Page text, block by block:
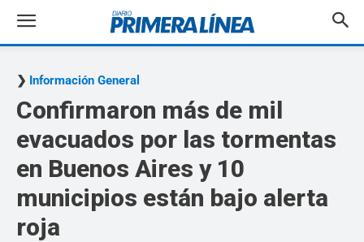
Información General
Confirmaron más de mil
evacuados por las tormentas
en Buenos Aires y 10
municipios están bajo alerta
roja